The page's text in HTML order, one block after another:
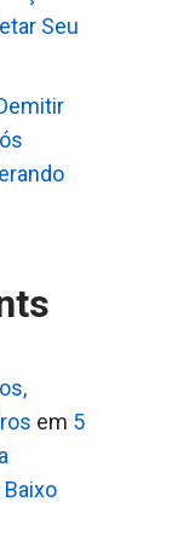
Seu
em 5